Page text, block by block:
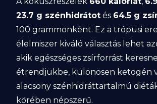
23.7 g szénhidrátot és 64.5 g
100 grammonként. Ez a trópusi
élelmiszer kiváló választás lehet
akik egészséges zsírforrást
étrendjükbe, különösen ketogén
alacsony szénhidráttartalmú
körében népszerű.